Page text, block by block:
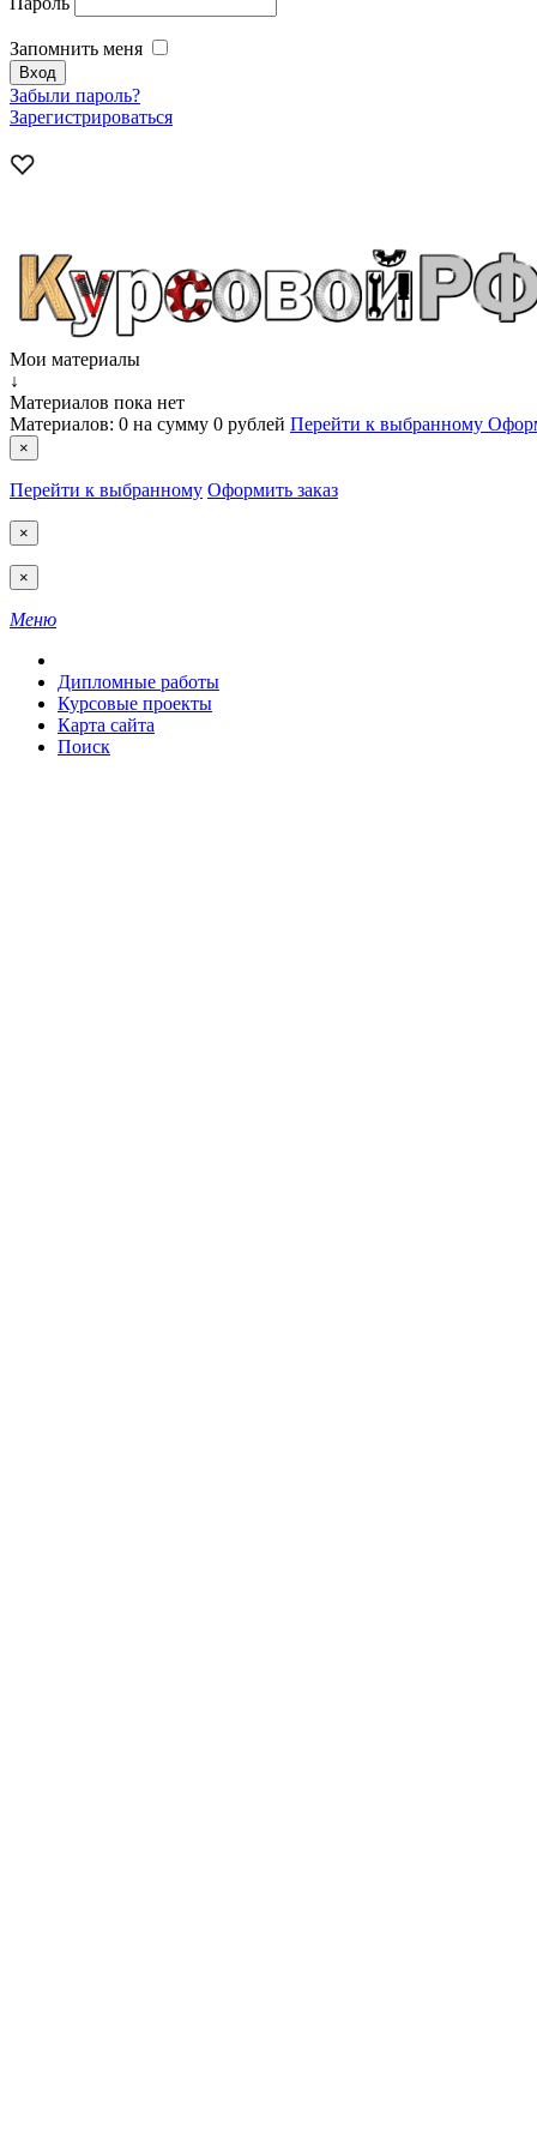
Запомнить меня
Забыли пароль?
Зарегистрироваться
Мои материалы
↓
Материалов пока нет
Материалов: 0 на сумму 0 рублей Перейти к выбранному
×
Перейти к выбранному Оформить заказ
×
×
Меню
Дипломные работы
Курсовые проекты
Карта сайта
Поиск